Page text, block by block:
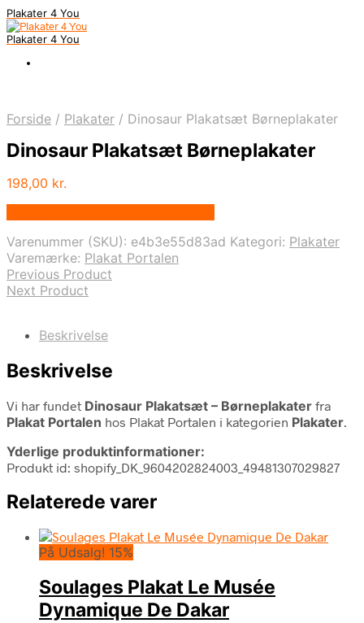
Plakater 4 You
Plakater 4 You
Forside / Plakater / Dinosaur Plakatsæt Børneplakater
Dinosaur Plakatsæt Børneplakater
198,00 kr.
Varenummer (SKU): e4b3e55d83ad Kategori: Plakater
Varemærke: Plakat Portalen
Previous Product
Next Product
Beskrivelse
Beskrivelse
Vi har fundet Dinosaur Plakatsæt – Børneplakater fra
Plakat Portalen hos Plakat Portalen i kategorien Plakater.
Yderlige produktinformationer:
Produkt id: shopify_DK_9604202824003_49481307029827
Relaterede varer
På Udsalg! 15%
Soulages Plakat Le Musée
Dynamique De Dakar